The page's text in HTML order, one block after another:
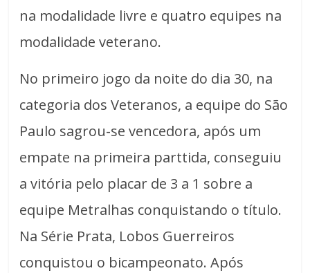
na modalidade livre e quatro equipes na
modalidade veterano.
No primeiro jogo da noite do dia 30, na
categoria dos Veteranos, a equipe do São
Paulo sagrou-se vencedora, após um
empate na primeira parttida, conseguiu
a vitória pelo placar de 3 a 1 sobre a
equipe Metralhas conquistando o título.
Na Série Prata, Lobos Guerreiros
conquistou o bicampeonato. Após